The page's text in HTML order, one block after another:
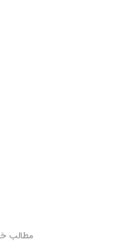
مطالب